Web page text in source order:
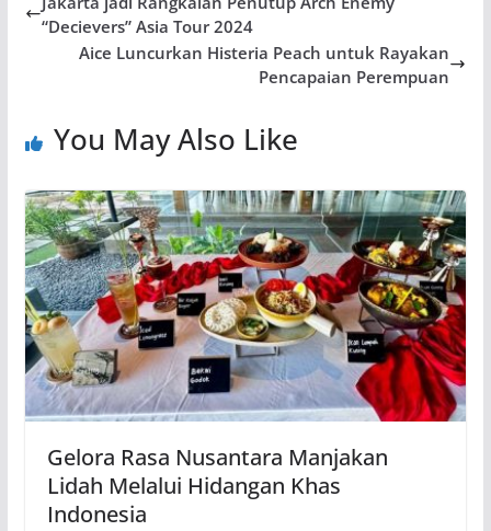
“Decievers” Asia Tour 2024
Aice Luncurkan Histeria Peach untuk Rayakan
Pencapaian Perempuan
You May Also Like
Gelora Rasa Nusantara Manjakan
Lidah Melalui Hidangan Khas
Indonesia